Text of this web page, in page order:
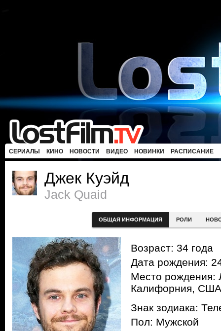
СЕРИАЛЫ КИНО НОВОСТИ ВИДЕО НОВИНКИ РАСПИСАНИЕ
Джек Куэйд
Jack Quaid
ОБЩАЯ ИНФОРМАЦИЯ РОЛИ
Возраст: 34 года
Дата рождения:
Место рождения:
Калифорния, США
Знак зодиака:
Пол: Мужской